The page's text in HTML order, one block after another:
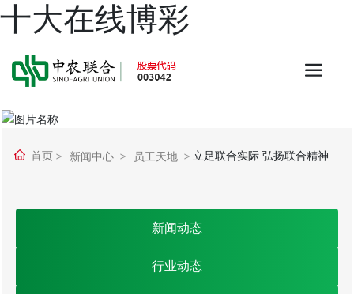
十大在线博彩
首页 新闻中心 员工天地 立足联合实际 弘扬联合精神
新闻动态
行业动态